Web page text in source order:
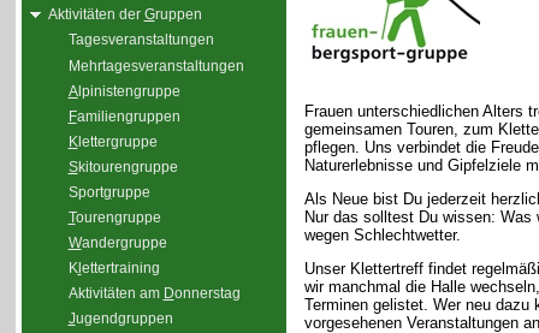
Aktivitäten der Gruppen
Tagesveranstaltungen
Mehrtagesveranstaltungen
Alpinistengruppe
Familiengruppen
Klettergruppe
Skitourengruppe
Sportgruppe
Tourengruppe
Wandergruppe
Kl ettertraining
Aktivitäten am Donnerstag
Jugendgruppen
Frauen unterschiedlichen Alters
gemeinsamen Touren, zum
pflegen. Uns verbindet die
Naturerlebnisse und Gipfelziele
Als Neue bist Du jederzeit
Nur das solltest Du wissen: Was
wegen Schlechtwetter.
Unser Klettertreff findet
wir manchmal die Halle
Terminen gelistet. Wer neu
vorgesehenen Veranstaltungen